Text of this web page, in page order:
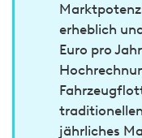
erheblich
Euro pro
jährliches